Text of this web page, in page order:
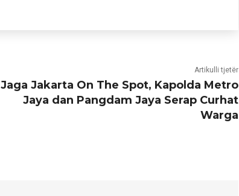
Artikulli tjetër
Jaga Jakarta On The Spot, Kapolda Metro
Jaya dan Pangdam Jaya Serap Curhat
Warga